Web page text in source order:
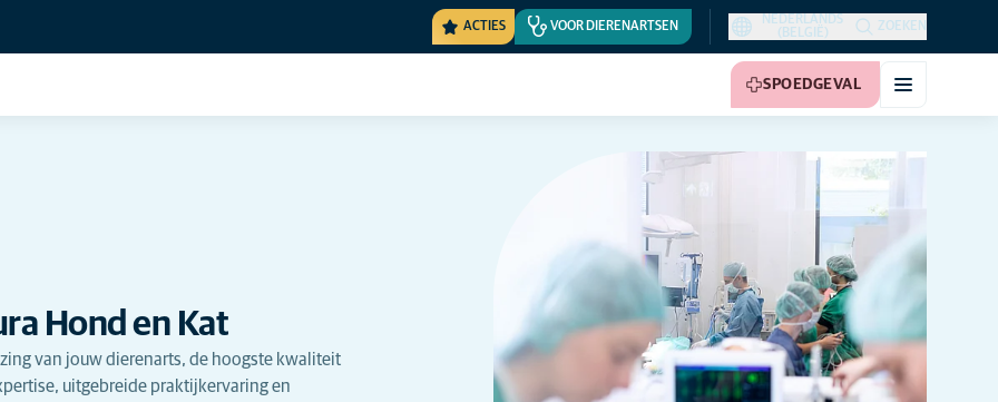
ACTIES VOOR DIERENARTSEN
NEDERLANDS
(BELGIË)
ZOEKEN
SPOEDGEVAL
Hond en Kat
van jouw dierenarts, de hoogste kwaliteit
uitgebreide praktijkervaring en